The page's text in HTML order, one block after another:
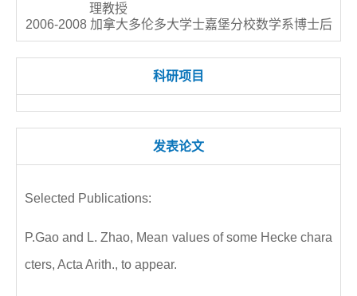
理教授
2006-2008 加拿大多伦多大学士嘉堡分校数学系博士后
科研项目
发表论文
Selected Publications:
P.Gao and L. Zhao, Mean values of some Hecke chara
cters, Acta Arith., to appear.